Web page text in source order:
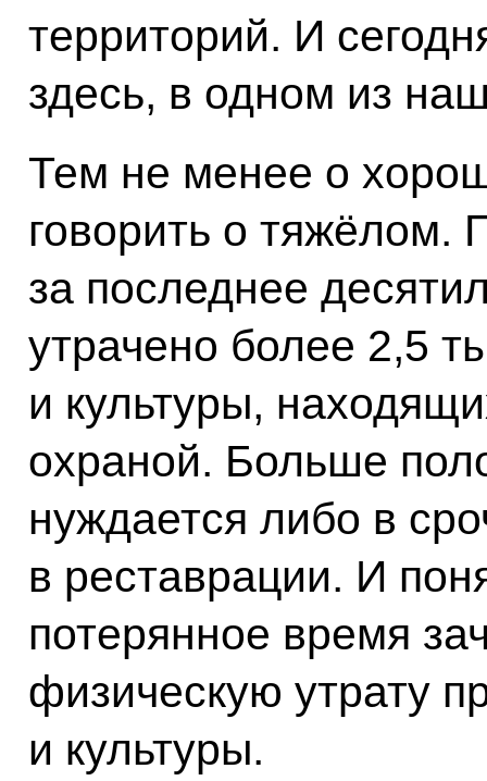
территорий. И
здесь, в одном из
Тем не менее о
говорить о тяжёлом.
за последнее
утрачено более 2,5
и культуры,
охраной. Больше
нуждается либо в
в реставрации. И
потерянное время
физическую утрату
и культуры.